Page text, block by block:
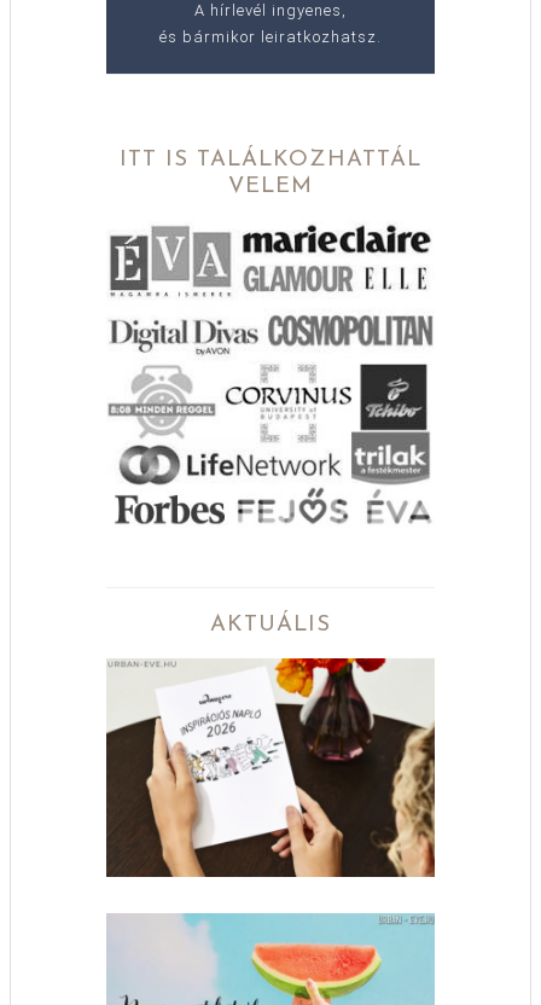
A hírlevél ingyenes,
és bármikor leiratkozhatsz.
ITT IS TALÁLKOZHATTÁL
VELEM
AKTUÁLIS